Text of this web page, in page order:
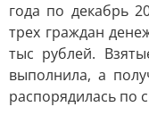
года по декабрь
трех граждан
тыс рублей.
выполнила, а
распорядилась по